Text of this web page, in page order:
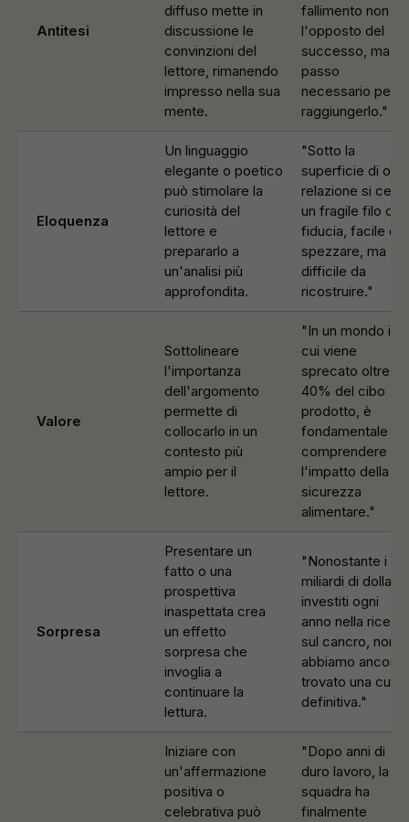
Antitesi
diffuso mette in
discussione le
convinzioni del
lettore, rimanendo
impresso nella sua
mente.
fallimento non è
l'opposto del
successo, ma un
passo
necessario per
raggiungerlo."
Eloquenza
Un linguaggio
elegante o poetico
può stimolare la
curiosità del
lettore e
prepararlo a
un'analisi più
approfondita.
"Sotto la
superficie di ogni
relazione si cela
un fragile filo di
fiducia, facile da
spezzare, ma
difficile da
ricostruire."
Valore
Sottolineare
l'importanza
dell'argomento
permette di
collocarlo in un
contesto più
ampio per il
lettore.
"In un mondo in
cui viene
sprecato oltre il
40% del cibo
prodotto, è
fondamentale
comprendere
l'impatto della
sicurezza
alimentare."
Sorpresa
Presentare un
fatto o una
prospettiva
inaspettata crea
un effetto
sorpresa che
invoglia a
continuare la
lettura.
"Nonostante i
miliardi di dollari
investiti ogni
anno nella
sul cancro, non
abbiamo ancora
trovato una cura
definitiva."
Iniziare con
un'affermazione
positiva o
celebrativa può
"Dopo anni di
duro lavoro, la
squadra ha
finalmente